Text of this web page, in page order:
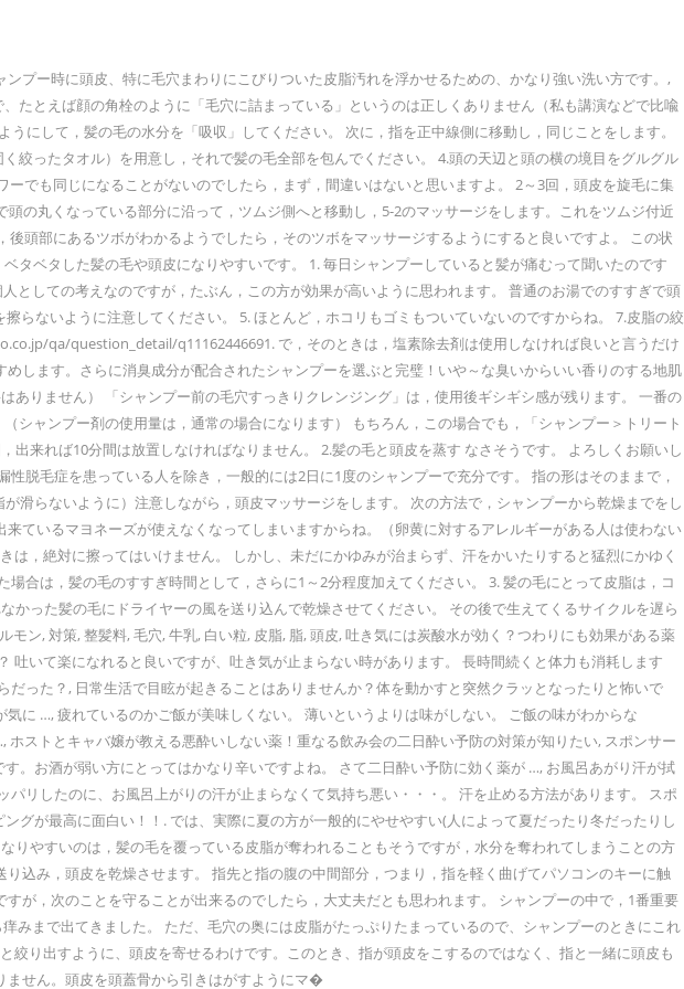
プー時に頭皮、特に毛穴まわりにこびりついた皮脂汚れを浮かせるための、かなり強い洗い方です。,
とえば顔の角栓のように「毛穴に詰まっている」というのは正しくありません（私も講演などで比喩
にして，髪の毛の水分を「吸収」してください。 次に，指を正中線側に移動し，同じことをします。
ったタオル）を用意し，それで髪の毛全部を包んでください。 4.頭の天辺と頭の横の境目をグルグル
でも同じになることがないのでしたら，まず，間違いはないと思いますよ。 2～3回，頭皮を旋毛に集
の丸くなっている部分に沿って，ツムジ側へと移動し，5-2のマッサージをします。これをツムジ付近
頭部にあるツボがわかるようでしたら，そのツボをマッサージするようにすると良いですよ。 この状
ベタした髪の毛や頭皮になりやすいです。 1. 毎日シャンプーしていると髪が痛むって聞いたのです
しての考えなのですが，たぶん，この方が効果が高いように思われます。 普通のお湯でのすすぎで頭
らないように注意してください。 5. ほとんど，ホコリもゴミもついていないのですからね。 7.皮脂の絞
qa/question_detail/q11162446691. で，そのときは，塩素除去剤は使用しなければ良いと言うだけ
します。さらに消臭成分が配合されたシャンプーを選ぶと完璧！いや～な臭いからいい香りのする地肌
りません） 「シャンプー前の毛穴すっきりクレンジング」は，使用後ギシギシ感が残ります。 一番の
ャンプー剤の使用量は，通常の場合になります） もちろん，この場合でも，「シャンプー＞トリート
来れば10分間は放置しなければなりません。 2.髪の毛と頭皮を蒸す なさそうです。 よろしくお願いし
脱毛症を患っている人を除き，一般的には2日に1度のシャンプーで充分です。 指の形はそのままで，
らないように）注意しながら，頭皮マッサージをします。 次の方法で，シャンプーから乾燥までをし
ているマヨネーズが使えなくなってしまいますからね。（卵黄に対するアレルギーがある人は使わない
，絶対に擦ってはいけません。 しかし、未だにかゆみが治まらず、汗をかいたりすると猛烈にかゆく
合は，髪の毛のすすぎ時間として，さらに1～2分程度加えてください。 3. 髪の毛にとって皮脂は，コ
った髪の毛にドライヤーの風を送り込んで乾燥させてください。 その後で生えてくるサイクルを遅ら
ン, 対策, 整髪料, 毛穴, 牛乳, 白い粒, 皮脂, 脂, 頭皮, 吐き気には炭酸水が効く？つわりにも効果がある薬
いて楽になれると良いですが、吐き気が止まらない時があります。 長時間続くと体力も消耗します
った？, 日常生活で目眩が起きることはありませんか？体を動かすと突然クラッとなったりと怖いで
に …, 疲れているのかご飯が美味しくない。 薄いというよりは味がしない。 ご飯の味がわからな
ストとキャバ嬢が教える悪酔いしない薬！重なる飲み会の二日酔い予防の対策が知りたい, スポンサー
。お酒が弱い方にとってはかなり辛いですよね。 さて二日酔い予防に効く薬が …, お風呂あがり汗が拭
リしたのに、お風呂上がりの汗が止まらなくて気持ち悪い・・・。 汗を止める方法があります。 スポ
グが最高に面白い！！. では、実際に夏の方が一般的にやせやすい(人によって夏だったり冬だったりし
やすいのは，髪の毛を覆っている皮脂が奪われることもそうですが，水分を奪われてしまうことの方
込み，頭皮を乾燥させます。 指先と指の腹の中間部分，つまり，指を軽く曲げてパソコンのキーに触
が，次のことを守ることが出来るのでしたら，大丈夫だとも思われます。 シャンプーの中で，1番重要
みまで出てきました。 ただ、毛穴の奥には皮脂がたっぷりたまっているので、シャンプーのときにこれ
り出すように、頭皮を寄せるわけです。このとき、指が頭皮をこするのではなく、指と一緒に頭皮も
ません。頭皮を頭蓋骨から引きはがすようにマ�